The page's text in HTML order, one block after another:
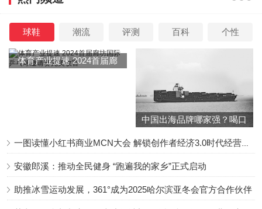
球鞋 潮流 评测 百科 个性
体育产业提速 2024首届廊
中国出海品牌哪家强？喝口
安徽郎溪：推动全民健身 “跑遍我的家乡”正式启动
助推冰雪运动发展，361°成为2025哈尔滨亚冬会官方合作伙伴